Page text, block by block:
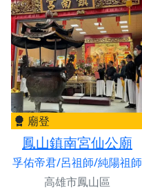
廟登
鳳山鎮南宮仙公廟
孚佑帝君/呂祖師/純陽祖師
高雄市鳳山區